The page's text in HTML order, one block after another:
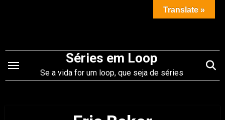
conteúdo
Séries em Loop
Se a vida for um loop, que seja de séries
Translate »